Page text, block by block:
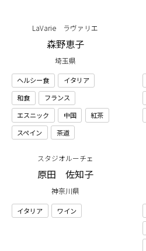
LaVarie ラヴァリエ
森野恵子
埼玉県
ヘルシー食
イタリア
和食
フランス
エスニック
中国
紅茶
スペイン
茶道
スタジオルーチェ
原田 佐知子
神奈川県
イタリア ワイン